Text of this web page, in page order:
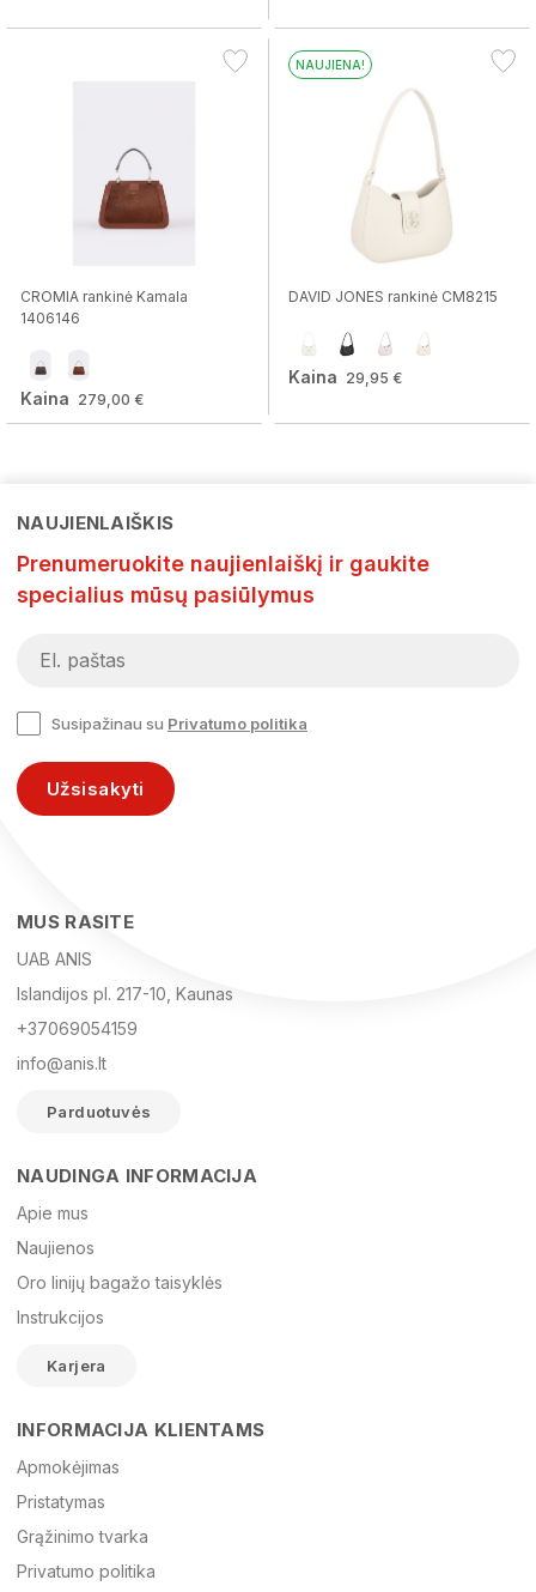
CROMIA rankinė Kamala
1406146
Kaina 279,00 €
NAUJIENA!
DAVID JONES rankinė CM8215
Kaina 29,95 €
El. paštas
Žinutė
NAUJIENLAIŠKIS
Prenumeruokite naujienlaiškį ir gaukite
specialius mūsų pasiūlymus
Susipažinau su Privatumo politika
Užsisakyti
MUS RASITE
UAB ANIS
Islandijos pl. 217-10, Kaunas
+37069054159
info@anis.lt
Parduotuvės
NAUDINGA INFORMACIJA
Apie mus
Naujienos
Oro linijų bagažo taisyklės
Instrukcijos
Karjera
INFORMACIJA KLIENTAMS
Apmokėjimas
Pristatymas
Grąžinimo tvarka
Privatumo politika